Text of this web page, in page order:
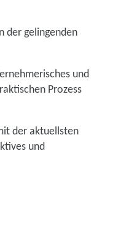
der gelingenden
und
Prozess
der aktuellsten
und